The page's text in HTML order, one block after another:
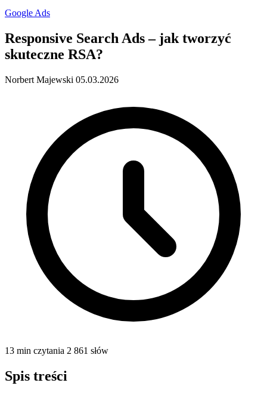
Google Ads
Responsive Search Ads – jak tworzyć
skuteczne RSA?
Norbert Majewski 05.03.2026
13 min czytania 2 861 słów
Spis treści